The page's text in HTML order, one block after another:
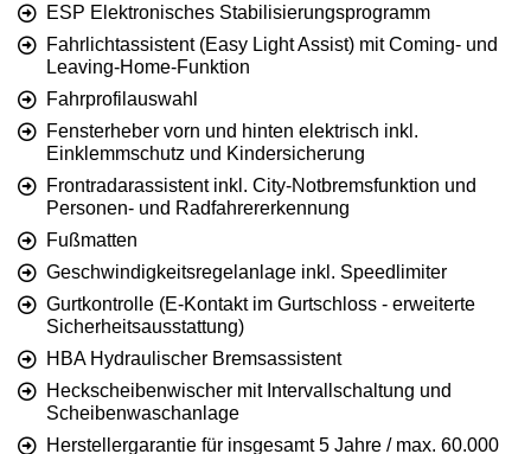
ESP Elektronisches Stabilisierungsprogramm
Fahrlichtassistent (Easy Light Assist) mit Coming- und
Leaving-Home-Funktion
Fahrprofilauswahl
Fensterheber vorn und hinten elektrisch inkl.
Einklemmschutz und Kindersicherung
Frontradarassistent inkl. City-Notbremsfunktion und
Personen- und Radfahrererkennung
Fußmatten
Geschwindigkeitsregelanlage inkl. Speedlimiter
Gurtkontrolle (E-Kontakt im Gurtschloss - erweiterte
Sicherheitsausstattung)
HBA Hydraulischer Bremsassistent
Heckscheibenwischer mit Intervallschaltung und
Scheibenwaschanlage
Herstellergarantie für insgesamt 5 Jahre / max. 60.000